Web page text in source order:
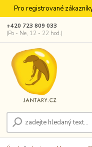
Pro registrované
+420 723 809 033
(Po - Ne, 12 - 22 hod.)